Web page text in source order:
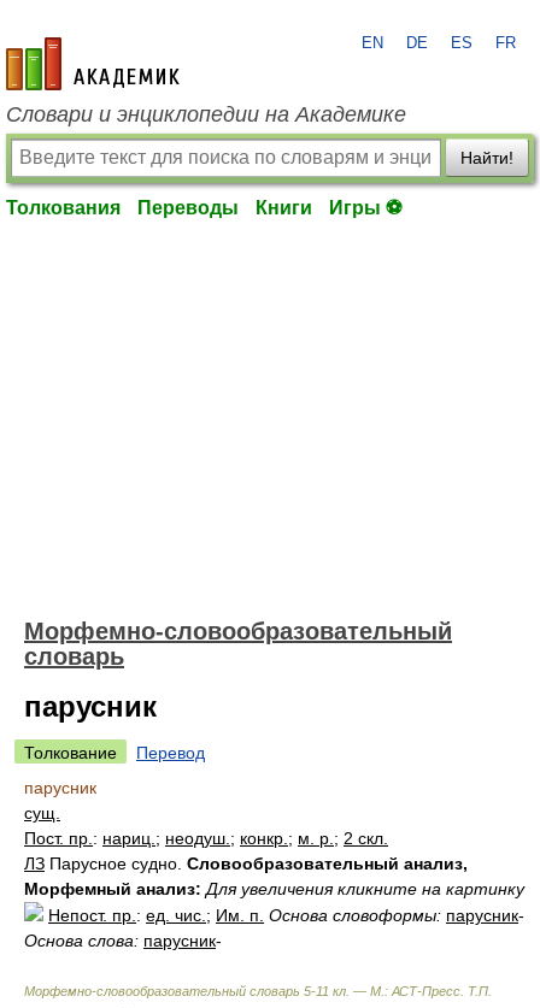
academic.ru
EN DE ES FR
Словари и энциклопедии на Академике
Найти!
Толкования Переводы Книги Игры ⚽
Морфемно-словообразовательный
словарь
парусник
Толкование
Перевод
парусник
сущ.
Пост. пр. : нариц. ; неодуш. ; конкр. ; м. р. ; 2 скл.
ЛЗ Парусное судно. Словообразовательный анализ,
Морфемный анализ: Для увеличения кликните на картинку
Непост. пр. : ед. чис. ; Им. п. Основа словоформы: парусник-
Основа слова: парусник-
Морфемно-словообразовательный словарь 5-11 кл. — М.: АСТ-Пресс Т.П.